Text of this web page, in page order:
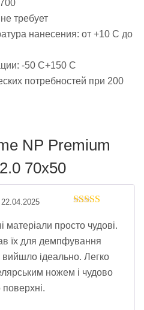
требует
нанесения: от +10 С до
-50 С+150 С
потребностей при 200
NP Premium
70х50
of 5
22.04.2025
матеріали просто чудові.
їх для демпфування
ідеально. Легко
ножем і чудово